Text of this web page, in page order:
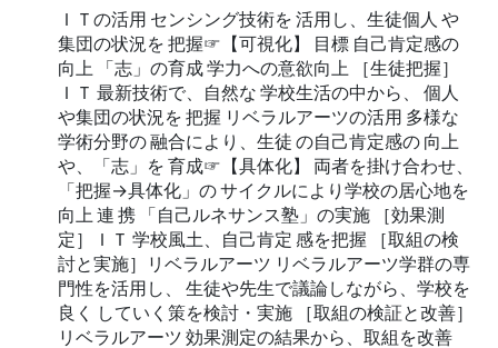
ＩＴの活用 センシング技術を 活用し、生徒個人 や
集団の状況を 把握☞【可視化】 目標 自己肯定感の
向上 「志」の育成 学力への意欲向上 ［生徒把握］
ＩＴ 最新技術で、自然な 学校生活の中から、 個人
や集団の状況を 把握 リベラルアーツの活用 多様な
学術分野の 融合により、生徒 の自己肯定感の 向上
や、「志」を 育成☞【具体化】 両者を掛け合わせ、
「把握→具体化」の サイクルにより学校の居心地を
向上 連 携 「自己ルネサンス塾」の実施 ［効果測
定］ＩＴ 学校風土、自己肯定 感を把握 ［取組の検
討と実施］リベラルアーツ リベラルアーツ学群の専
門性を活用し、 生徒や先生で議論しながら、学校を
良く していく策を検討・実施 ［取組の検証と改善］
リベラルアーツ 効果測定の結果から、取組を改善